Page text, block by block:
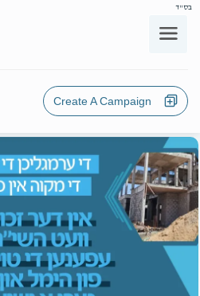
בס"ד
Create A Campaign